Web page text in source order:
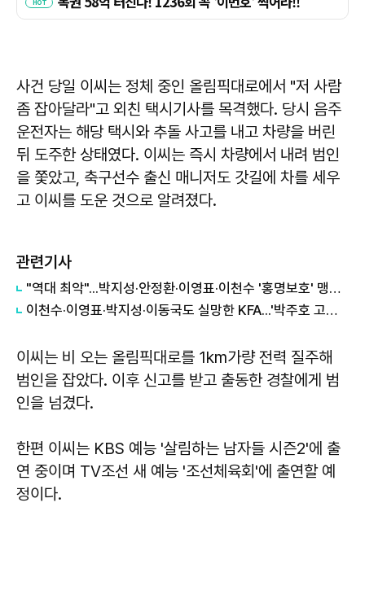
사건 당일 이씨는 정체 중인 올림픽대로에서 "저 사람
좀 잡아달라"고 외친 택시기사를 목격했다. 당시 음주
운전자는 해당 택시와 추돌 사고를 내고 차량을 버린
뒤 도주한 상태였다. 이씨는 즉시 차량에서 내려 범인
을 쫓았고, 축구선수 출신 매니저도 갓길에 차를 세우
고 이씨를 도운 것으로 알려졌다.
관련기사
"역대 최악"...박지성·안정환·이영표·이천수 '홍명보호' 맹비난
이천수·이영표·박지성·이동국도 실망한 KFA...'박주호 고소 예고'에 홍명보도 '난감'
이씨는 비 오는 올림픽대로를 1km가량 전력 질주해
범인을 잡았다. 이후 신고를 받고 출동한 경찰에게 범
인을 넘겼다.
한편 이씨는 KBS 예능 '살림하는 남자들 시즌2'에 출
연 중이며 TV조선 새 예능 '조선체육회'에 출연할 예
정이다.